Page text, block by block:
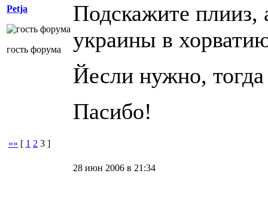
Petja
гость форума
Подскажите плииз,
украины в
Йесли нужно, тогда
Пасибо!
«« [ 1 2 3 ]
28 июн 2006 в 21:34